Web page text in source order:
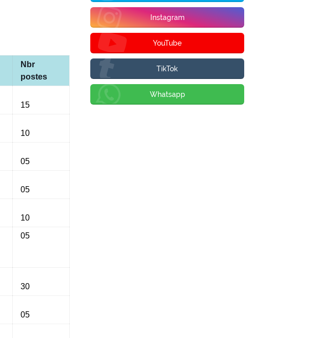
Nbr
postes
15
10
05
05
10
05
30
05
Instagram
YouTube
TikTok
Whatsapp